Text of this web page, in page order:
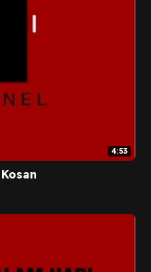
4:53